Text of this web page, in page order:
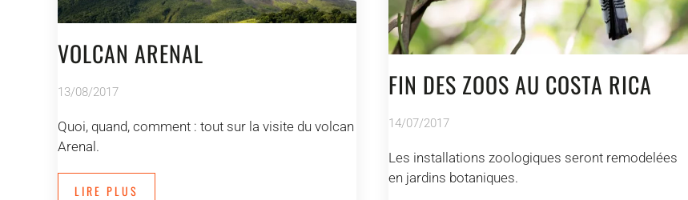
VOLCAN ARENAL
13/08/2017
Quoi, quand, comment : tout sur la visite du volcan
Arenal.
LIRE PLUS
FIN DES ZOOS AU COSTA RICA
14/07/2017
Les installations zoologiques seront remodelées
en jardins botaniques.